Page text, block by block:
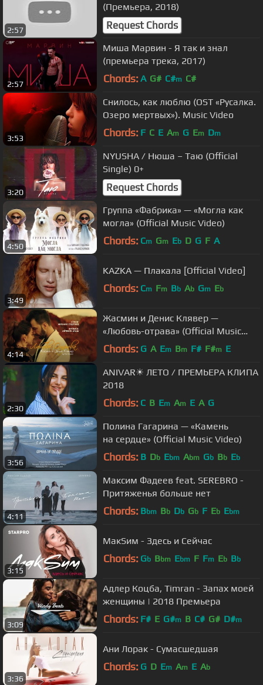
2:57
(Премьера, 2018)
Request Chords
2:57
Миша Марвин - Я так и знал
(премьера трека, 2017)
Chords: A G# C#m C#
3:53
Снилось, как люблю (OST «Русалка.
Озеро мертвых»). Music Video
Chords: F C E Am G Em Dm
3:20
NYUSHA / Нюша – Таю (Official
Single) 0+
Request Chords
4:50
Группа «Фабрика» — «Могла как
могла» (Official Music Video)
Chords: Cm Gm Eb D G F A
3:49
KAZKA — Плакала [Official Video]
Chords: Cm Fm Bb Ab Gm Eb
4:14
Жасмин и Денис Клявер —
«Любовь-отрава» (Official Music
Video)
Chords: G A Em Bm F# F#m E
2:30
ANIVAR☀ ЛЕТО / ПРЕМЬЕРА КЛИПА
2018
Chords: C B Em Am E A G
3:56
Полина Гагарина — «Камень
на сердце» (Official Music Video)
Chords: B Db Ebm Abm Gb Bb Eb
4:11
Максим Фадеев feat. SEREBRO -
Притяженья больше нет
Chords: Bbm Bb Db Gb F Eb Ebm
3:15
МакSим - Здесь и Сейчас
Chords: Gb Bbm Ebm F Fm Eb Bb
3:09
Адлер Коцба, Timran - Запах моей
женщины | 2018 Премьера
Chords: F# E G#m B C# G# D#m
3:36
Ани Лорак - Сумасшедшая
Chords: G D Em Am E Ab